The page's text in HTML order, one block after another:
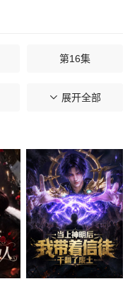
第16集
第13集
第07集
第04集
第01集
展开全部